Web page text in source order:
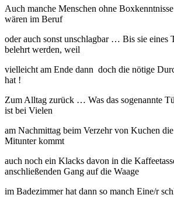
Auch manche Menschen ohne
wären im Beruf
oder auch sonst unschlagbar … Bis sie eines
belehrt werden, weil
vielleicht am Ende dann doch die nötige
hat !
Zum Alltag zurück … Was das sogenannte
ist bei Vielen
am Nachmittag beim Verzehr von Kuchen
Mitunter kommt
auch noch ein Klacks davon in die
anschließenden Gang auf die Waage
im Badezimmer hat dann so manch Eine/r